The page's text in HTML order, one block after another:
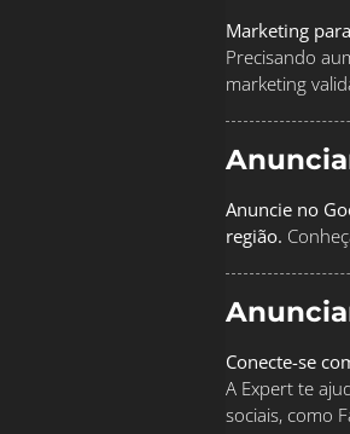
Marketing
Precisando
marketing
Anuncie no
região.
Conecte-se
A Expert te
sociais, como